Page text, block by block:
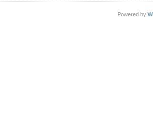
Powered by